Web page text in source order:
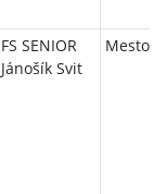
FS SENIOR
Jánošík Svit
Mesto